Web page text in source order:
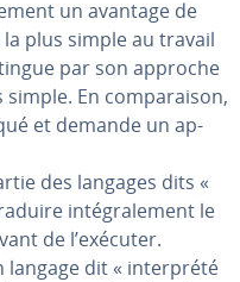
un avantage de
plus simple au travail
par son approche
En com­pa­rai­son,
et demande un ap­
des langages dits «
in­té­gra­le­ment le
de l’exécuter.
langage dit « in­ter­prété